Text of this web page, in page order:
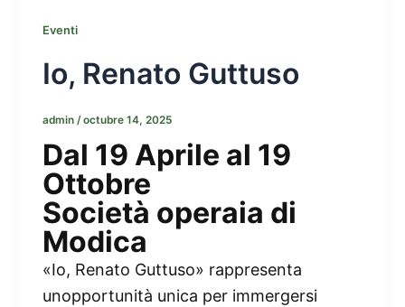
Eventi
Io, Renato Guttuso
admin /octubre 14, 2025
Dal 19 Aprile al 19
Ottobre
Società operaia di
Modica
«Io, Renato Guttuso» rappresenta
unopportunità unica per immergersi